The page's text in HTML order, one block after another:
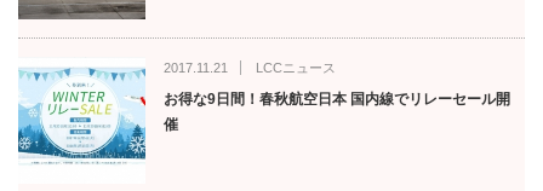
2017.11.21 LCCニュース
お得な9日間！春秋航空日本 国内線でリレーセール開
催